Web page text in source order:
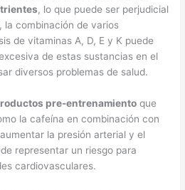
, lo que puede ser perjudicial
la combinación de varios
de vitaminas A, D, E y K puede
de estas sustancias en el
diversos problemas de salud.
pre-entrenamiento que
la cafeína en combinación con
la presión arterial y el
representar un riesgo para
cardiovasculares.